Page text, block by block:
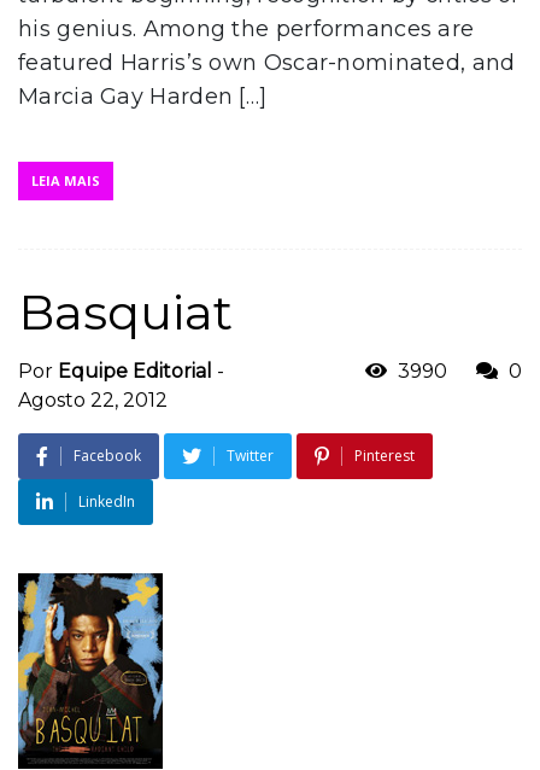
his genius. Among the performances are
featured Harris’s own Oscar-nominated, and
Marcia Gay Harden […]
LEIA MAIS
Basquiat
Por Equipe Editorial -
Agosto 22, 2012
3990 0
Facebook Twitter Pinterest
LinkedIn